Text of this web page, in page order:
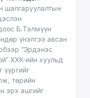
шалгаруулалтын
Б.Тэлмүүн
үнэлгээ авсан
“Эрдэнэс
ХХК-ийн хуульд
үүргийг
төрийн
эрх ашгийг